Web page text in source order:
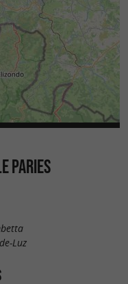
PARIES
Luz